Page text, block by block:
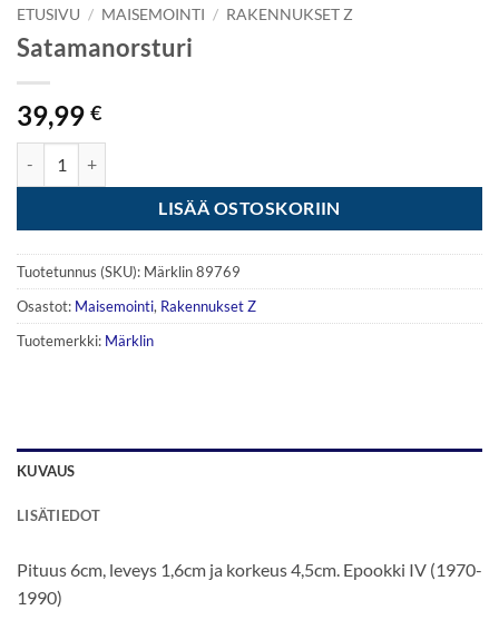
ETUSIVU / MAISEMOINTI / RAKENNUKSET Z
Satamanorsturi
39,99 €
LISÄÄ OSTOSKORIIN
Tuotetunnus (SKU): Märklin 89769
Osastot: Maisemointi, Rakennukset Z
Tuotemerkki: Märklin
KUVAUS
LISÄTIEDOT
Pituus 6cm, leveys 1,6cm ja korkeus 4,5cm. Epookki IV (1970-
1990)